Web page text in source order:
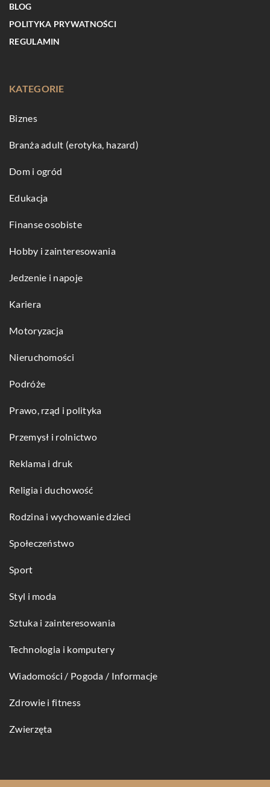
BLOG
POLITYKA PRYWATNOŚCI
REGULAMIN
KATEGORIE
Biznes
Branża adult (erotyka, hazard)
Dom i ogród
Edukacja
Finanse osobiste
Hobby i zainteresowania
Jedzenie i napoje
Kariera
Motoryzacja
Nieruchomości
Podróże
Prawo, rząd i polityka
Przemysł i rolnictwo
Reklama i druk
Religia i duchowość
Rodzina i wychowanie dzieci
Społeczeństwo
Sport
Styl i moda
Sztuka i zainteresowania
Technologia i komputery
Wiadomości / Pogoda / Informacje
Zdrowie i fitness
Zwierzęta